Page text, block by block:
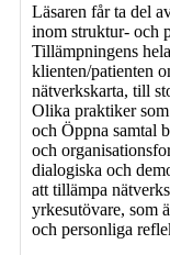
Läsaren får ta del
inom struktur- och
Tillämpningens
klienten/patienten
nätverkskarta, till
Olika praktiker
och Öppna samtal
och
dialogiska och
att tillämpa
yrkesutövare, som
och personliga